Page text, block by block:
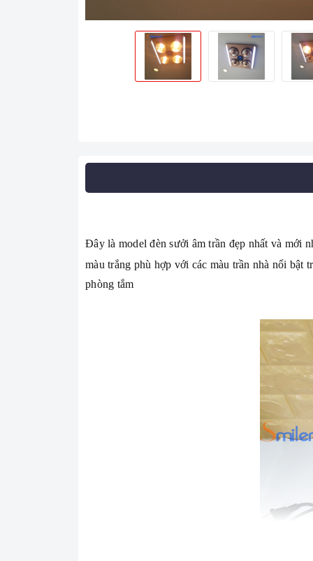
Đây là model đèn sưởi âm trần đẹp nhất và mới
màu trắng phù hợp với các màu trần nhà nổi bật
phòng tắm